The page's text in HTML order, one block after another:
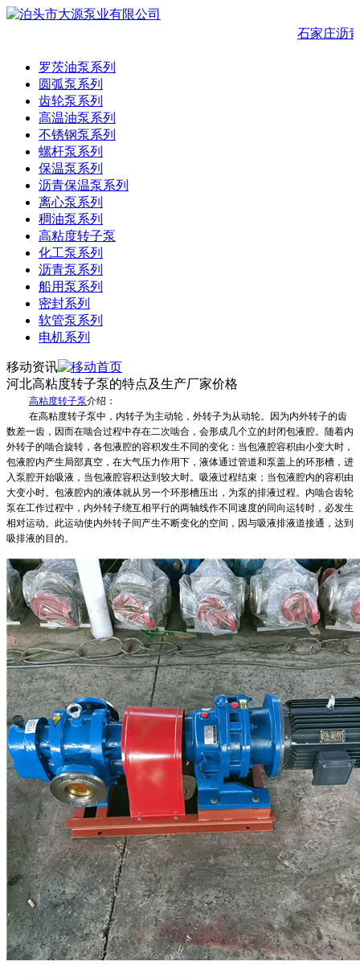
石家庄沥
罗茨油泵系列
圆弧泵系列
齿轮泵系列
高温油泵系列
不锈钢泵系列
螺杆泵系列
保温泵系列
沥青保温泵系列
离心泵系列
稠油泵系列
高粘度转子泵
化工泵系列
沥青泵系列
船用泵系列
密封系列
软管泵系列
电机系列
移动资讯
河北高粘度转子泵的特点及生产厂家价格
高粘度转子泵介绍：
在高粘度转子泵中，内转子为主动轮，外转子为从动轮。因为内外转子的齿
数差一齿，因而在啮合过程中存在二次啮合，会形成几个立的封闭包液腔。随着内
外转子的啮合旋转，各包液腔的容积发生不同的变化：当包液腔容积由小变大时，
包液腔内产生局部真空，在大气压力作用下，液体通过管道和泵盖上的环形槽，进
入泵腔开始吸液，当包液腔容积达到较大时。吸液过程结束；当包液腔内的容积由
大变小时。包液腔内的液体就从另一个环形槽压出，为泵的排液过程。内啮合齿轮
泵在工作过程中，内外转子绕互相平行的两轴线作不同速度的同向运转时，必发生
相对运动。此运动使内外转子间产生不断变化的空间，因与吸液排液道接通，达到
吸排液的目的。